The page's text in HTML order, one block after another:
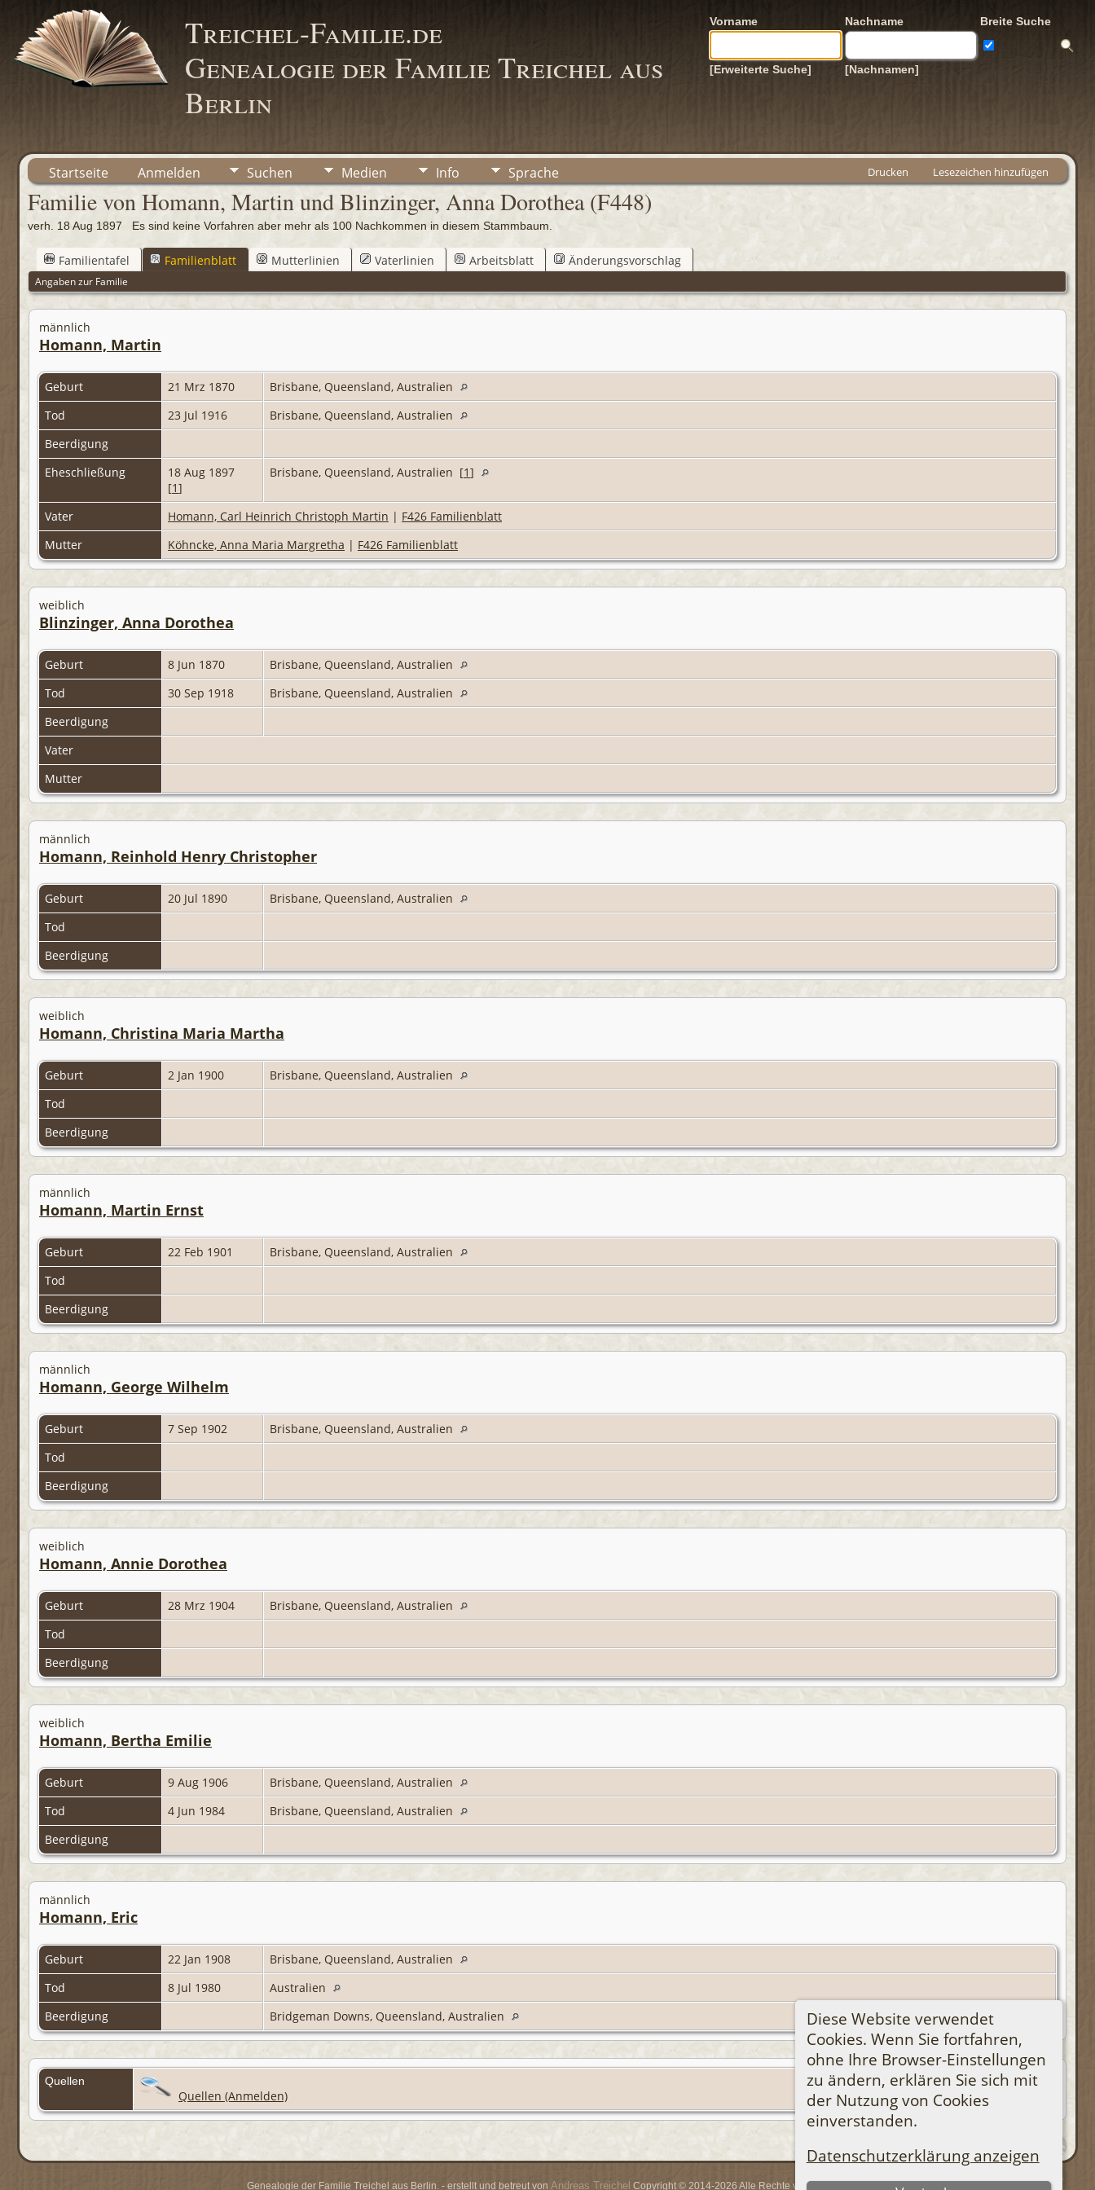
Treichel-Familie.de
Genealogie der Familie Treichel aus
Berlin
Vorname Nachname Breite Suche
[Erweiterte Suche] [Nachnamen]
Startseite Anmelden Suchen Medien Info Sprache Drucken Lesezeichen hinzufügen
Diese Website verwendet
Cookies. Wenn Sie fortfahren,
ohne Ihre Browser-Einstellungen
zu ändern, erklären Sie sich mit
der Nutzung von Cookies
einverstanden.
Datenschutzerklärung anzeigen
Familie von Homann, Martin und Blinzinger, Anna Dorothea (F448)
verh. 18 Aug 1897 Es sind keine Vorfahren aber mehr als 100 Nachkommen in diesem Stammbaum.
Familientafel Familienblatt Mutterlinien Vaterlinien Arbeitsblatt Änderungsvorschlag
Angaben zur Familie
männlich
Homann, Martin
Geburt 21 Mrz 1870
Brisbane, Queensland, Australien
Tod
23 Jul 1916
Brisbane, Queensland, Australien
Beerdigung
Eheschließung
18 Aug 1897
[1]
Brisbane, Queensland, Australien [1]
Vater Homann, Carl Heinrich Christoph Martin | F426 Familienblatt
Mutter
Köhncke, Anna Maria Margretha | F426 Familienblatt
weiblich
Blinzinger, Anna Dorothea
Geburt 8 Jun 1870
Brisbane, Queensland, Australien
Tod
30 Sep 1918
Brisbane, Queensland, Australien
Beerdigung
Vater
Mutter
männlich
Homann, Reinhold Henry Christopher
Geburt 20 Jul 1890
Brisbane, Queensland, Australien
Tod
Beerdigung
weiblich
Homann, Christina Maria Martha
Geburt 2 Jan 1900
Brisbane, Queensland, Australien
Tod
Beerdigung
männlich
Homann, Martin Ernst
Geburt 22 Feb 1901
Brisbane, Queensland, Australien
Tod
Beerdigung
männlich
Homann, George Wilhelm
Geburt 7 Sep 1902
Brisbane, Queensland, Australien
Tod
Beerdigung
weiblich
Homann, Annie Dorothea
Geburt 28 Mrz 1904
Brisbane, Queensland, Australien
Tod
Beerdigung
weiblich
Homann, Bertha Emilie
Geburt 9 Aug 1906
Brisbane, Queensland, Australien
Tod
4 Jun 1984
Brisbane, Queensland, Australien
Beerdigung
männlich
Homann, Eric
Geburt 22 Jan 1908
Brisbane, Queensland, Australien
Tod
8 Jul 1980
Australien
Beerdigung
Bridgeman Downs, Queensland, Australien
Quellen
Quellen (Anmelden)
Genealogie der Familie Treichel aus Berlin. - erstellt und betreut von Andreas Treichel Copyright © 2014-2026 Alle Rechte vorbehalten.